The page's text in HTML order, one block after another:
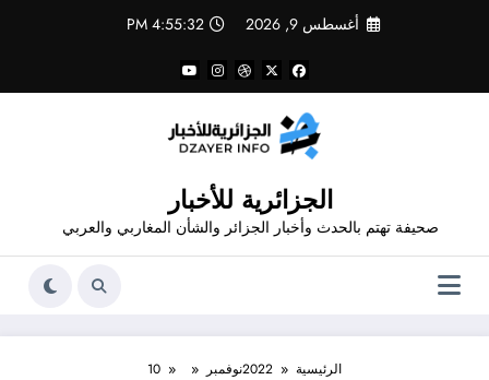
أغسطس 9, 2026 4:55:33 PM
الجزائرية للأخبار
صحيفة تهتم بالحدث وأخبار الجزائر والشأن المغاربي والعربي
الرئيسية 2022نوفمبر
10